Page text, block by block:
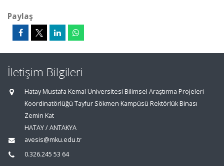
Paylaş
İletişim Bilgileri
Hatay Mustafa Kemal Üniversitesi Bilimsel Araştırma Projeleri
Koordinatörlüğü Tayfur Sökmen Kampüsü Rektörlük Binası
Zemin Kat
HATAY / ANTAKYA
avesis@mku.edu.tr
0.326.245 53 64